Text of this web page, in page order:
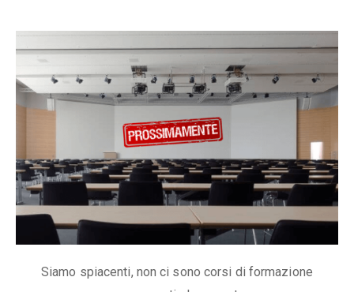
Siamo spiacenti, non ci sono corsi di formazione